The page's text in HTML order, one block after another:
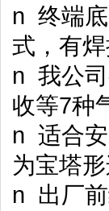
n 终端
式，有
n 我公
收等7种
n 适合
为宝塔形
n 出厂